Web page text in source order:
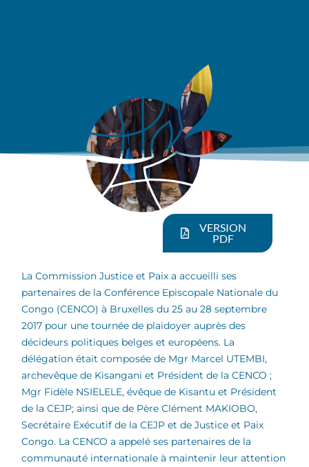
VERSION
PDF
La Commission Justice et Paix a accueilli ses
partenaires de la Conférence Episcopale Nationale du
Congo (CENCO) à Bruxelles du 25 au 28 septembre
2017 pour une tournée de plaidoyer auprès des
décideurs politiques belges et européens. La
délégation était composée de Mgr Marcel UTEMBI,
archevêque de Kisangani et Président de la CENCO ;
Mgr Fidèle NSIELELE, évêque de Kisantu et Président
de la CEJP; ainsi que de Père Clément MAKIOBO,
Secrétaire Exécutif de la CEJP et de Justice et Paix
Congo. La CENCO a appelé ses partenaires de la
communauté internationale à maintenir leur attention